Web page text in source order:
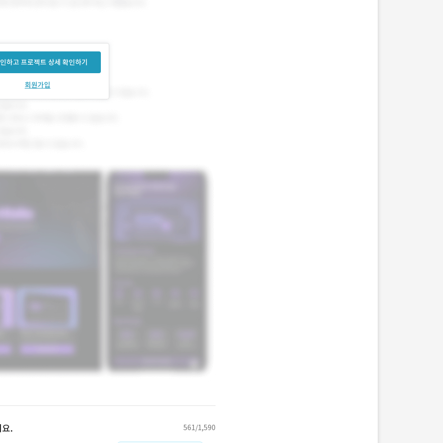
하고 프로젝트 상세 확인하기
회원가입
. 561/1,590